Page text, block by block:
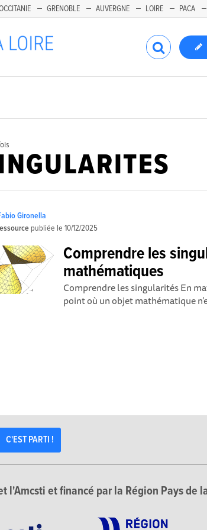
GRENOBLE AUVERGNE LOIRE PACA
Gironella
publiée le10/12/2025
Comprendre les
mathématiques
Comprendre les singularités En
point où un objet mathématique
C'EST PARTI !
l'Amcsti et financé par la Région Pays de